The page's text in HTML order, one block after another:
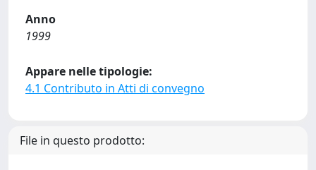
Anno
1999
Appare nelle tipologie:
4.1 Contributo in Atti di convegno
File in questo prodotto: